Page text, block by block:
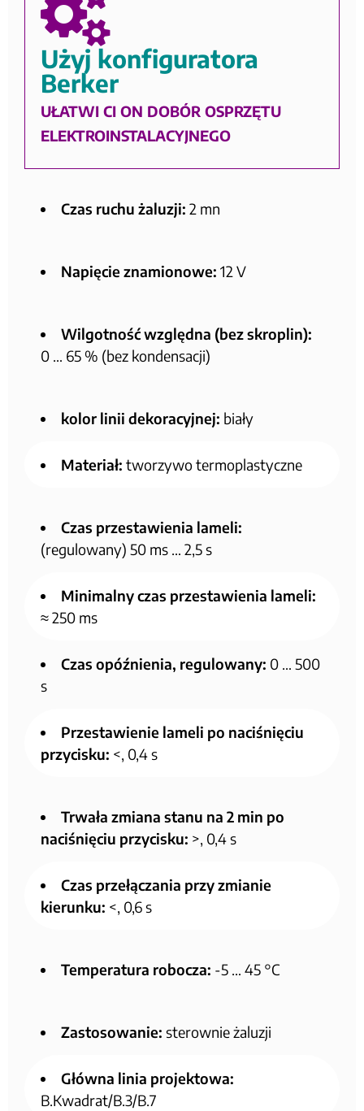
Użyj konfiguratora
Berker
UŁATWI CI ON DOBÓR OSPRZĘTU
ELEKTROINSTALACYJNEGO
Czas ruchu żaluzji: 2 mn
Napięcie znamionowe: 12 V
Wilgotność względna (bez skroplin):
0 … 65 % (bez kondensacji)
kolor linii dekoracyjnej: biały
Materiał: tworzywo termoplastyczne
Czas przestawienia lameli:
(regulowany) 50 ms … 2,5 s
Minimalny czas przestawienia lameli:
≈ 250 ms
Czas opóźnienia, regulowany: 0 … 500
s
Przestawienie lameli po naciśnięciu
przycisku: <, 0,4 s
Trwała zmiana stanu na 2 min po
naciśnięciu przycisku: >, 0,4 s
Czas przełączania przy zmianie
kierunku: <, 0,6 s
Temperatura robocza: -5 … 45 °C
Zastosowanie: sterownie żaluzji
Główna linia projektowa:
B.Kwadrat/B.3/B.7